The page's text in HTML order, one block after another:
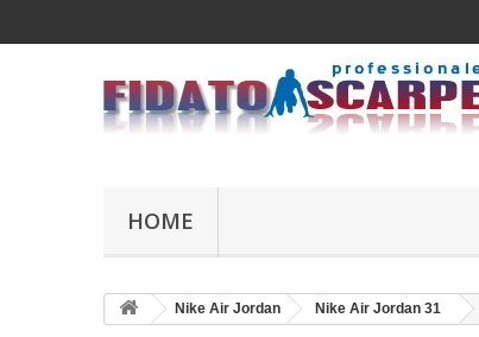
HOME
Nike Air Jordan Nike Air Jordan 31